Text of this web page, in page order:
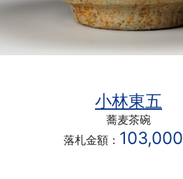
小林東五
蕎麦茶碗
落札金額： 103,000